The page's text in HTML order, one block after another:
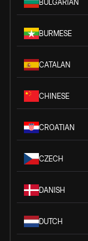
BULGARIAN
BURMESE
CATALAN
CHINESE
CROATIAN
CZECH
DANISH
DUTCH